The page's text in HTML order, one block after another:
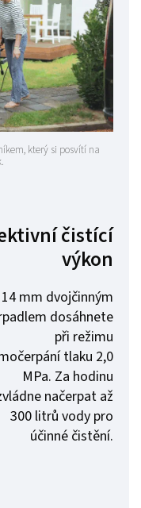
který si posvítí na
čistící
výkon
14 mm dvojčinným
dosáhnete
při režimu
tlaku 2,0
MPa. Za hodinu
načerpat až
300 litrů vody pro
účinné čistění.